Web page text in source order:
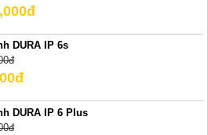
DURA IP 6s
DURA IP 6 Plus